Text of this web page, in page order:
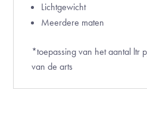
Lichtgewicht
Meerdere maten
*toepassing van het aantal ltr
van de arts